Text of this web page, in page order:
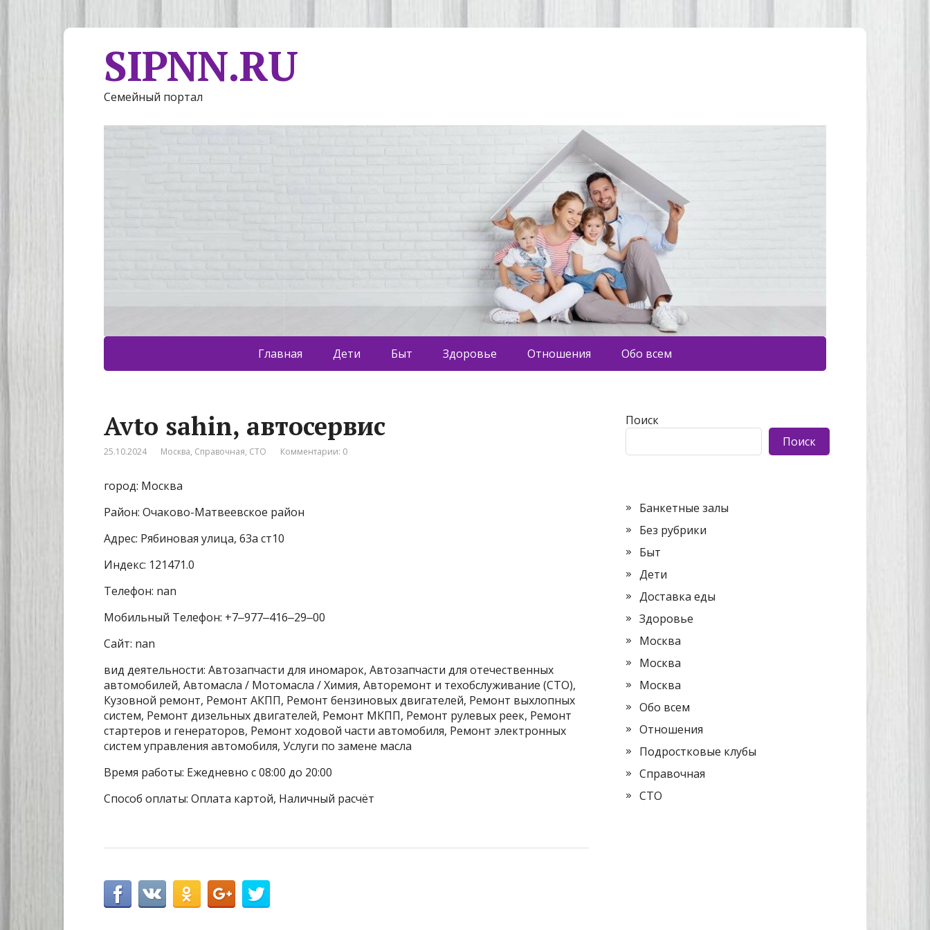
SIPNN.RU
Семейный портал
Главная Дети Быт Здоровье Отношения Обо всем
Avto sahin, автосервис
25.10.2024 Москва, Справочная, СТО Комментарии: 0
город: Москва
Район: Очаково-Матвеевское район
Адрес: Рябиновая улица, 63а ст10
Индекс: 121471.0
Телефон: nan
Мобильный Телефон: +7‒977‒416‒29‒00
Сайт: nan
вид деятельности: Автозапчасти для иномарок, Автозапчасти для отечественных
автомобилей, Автомасла / Мотомасла / Химия, Авторемонт и техобслуживание (СТО),
Кузовной ремонт, Ремонт АКПП, Ремонт бензиновых двигателей, Ремонт выхлопных
систем, Ремонт дизельных двигателей, Ремонт МКПП, Ремонт рулевых реек, Ремонт
стартеров и генераторов, Ремонт ходовой части автомобиля, Ремонт электронных
систем управления автомобиля, Услуги по замене масла
Время работы: Ежедневно с 08:00 до 20:00
Способ оплаты: Оплата картой, Наличный расчёт
Поиск
Поиск
Банкетные залы
Без рубрики
Быт
Дети
Доставка еды
Здоровье
Москва
Москва
Москва
Обо всем
Отношения
Подростковые клубы
Справочная
СТО